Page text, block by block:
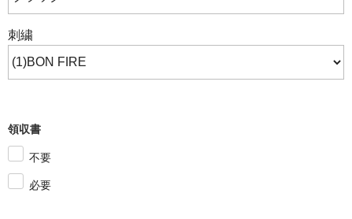
刺繍
領収書
不要
必要